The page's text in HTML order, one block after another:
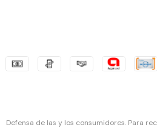
Defensa de las y los consumidores. Para